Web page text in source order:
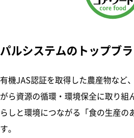
パルシステムのトップブ
有機JAS認証を取得した農産物など
がら資源の循環・環境保全に取り組
らしと環境につながる「食の生産の
す。